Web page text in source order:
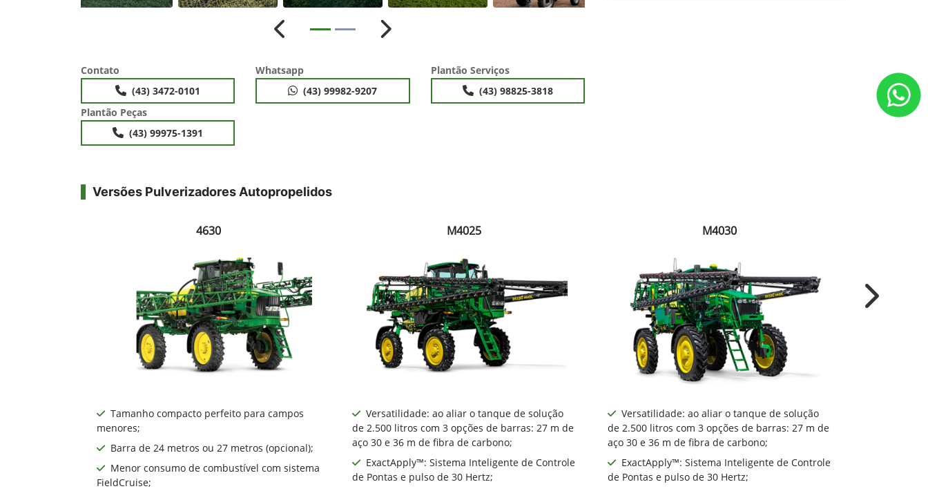
Anterior Próximo
Contato
(43) 3472-0101
Whatsapp
(43) 99982-9207
Plantão Serviços
(43) 98825-3818
Plantão Peças
(43) 99975-1391
Versões Pulverizadores Autopropelidos
4630
Tamanho compacto perfeito para campos
menores;
Barra de 24 metros ou 27 metros (opcional);
Menor consumo de combustível com sistema
FieldCruise;
M4025
Versatilidade: ao aliar o tanque de solução
de 2.500 litros com 3 opções de barras: 27 m de
aço 30 e 36 m de fibra de carbono;
ExactApply™: Sistema Inteligente de Controle
de Pontas e pulso de 30 Hertz;
M4030
Versatilidade: ao aliar o tanque de solução
de 2.500 litros com 3 opções de barras: 27 m de
aço 30 e 36 m de fibra de carbono;
ExactApply™: Sistema Inteligente de Controle
de Pontas e pulso de 30 Hertz;
Next